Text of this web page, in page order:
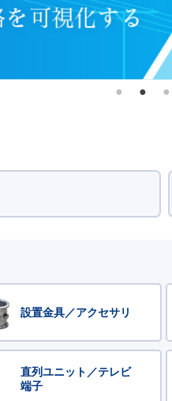
設置金具／アクセサリ
直列ユニット／テレビ
端子